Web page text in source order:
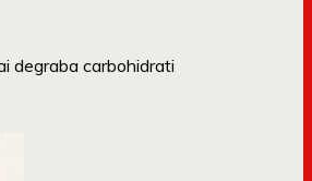
degraba carbohidrati